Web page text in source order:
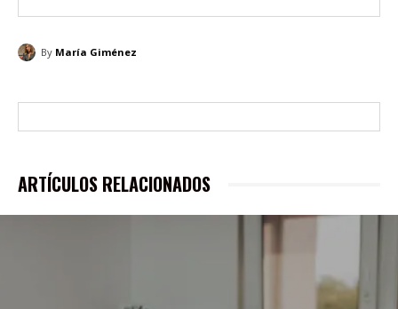
By María Giménez
ARTÍCULOS RELACIONADOS